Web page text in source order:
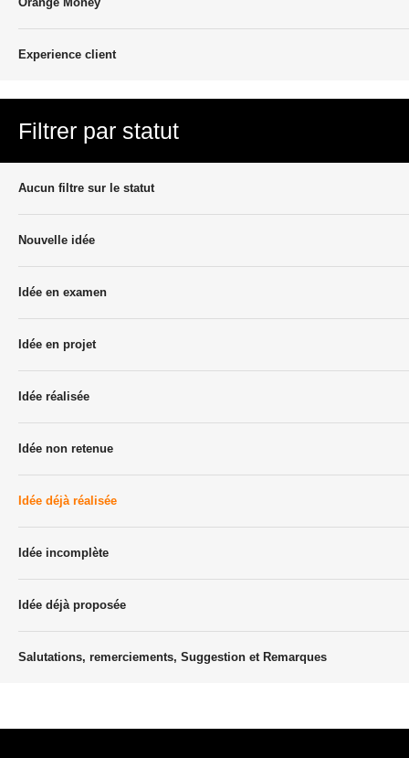
Experience client
Filtrer par statut
Aucun filtre sur le statut
Nouvelle idée
Idée en examen
Idée en projet
Idée réalisée
Idée non retenue
Idée déjà réalisée
Idée incomplète
Idée déjà proposée
Salutations, remerciements, Suggestion et Remarques